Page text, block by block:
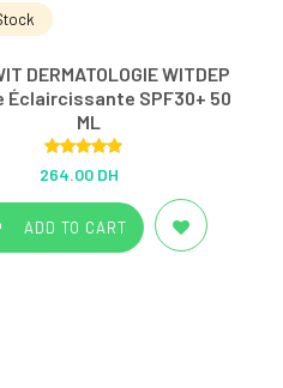
DERMATOLOGIE WITDEP
Éclaircissante SPF30+ 50
ML
Rated 5.00
out of 5
264.00 DH
ADD TO CART